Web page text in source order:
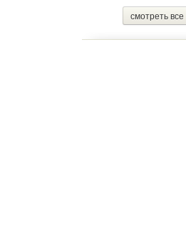
смотреть все